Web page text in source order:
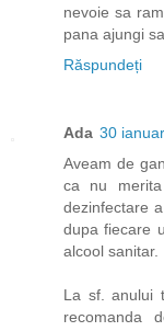
nevoie sa
pana ajungi
Răspundeți
Ada 30
Aveam de
ca nu
dezinfectare
dupa fiecare
alcool sanitar.
La sf. anului
recomanda